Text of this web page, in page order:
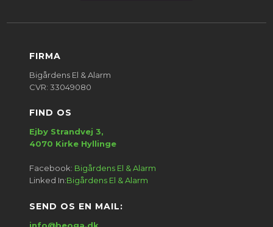
FIRMA​
Bigårdens El & Alarm
​CVR: 33049080
FIND OS
Ejby Strandvej 3,
​4070 Kirke Hyllinge​
Facebook: Bigårdens El & Alarm
Linked In:Bigårdens El & Alarm
SEND OS EN MAIL:​
info@beoga.dk